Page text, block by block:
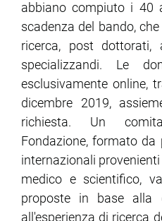
abbiano compiuto i 40
scadenza del bando,
ricerca, post dottorati,
specializzandi. Le
esclusivamente online,
dicembre 2019,
richiesta. Un
Fondazione, formato da
internazionali
medico e scientifico,
proposte in base alla
all'esperienza di ricerca